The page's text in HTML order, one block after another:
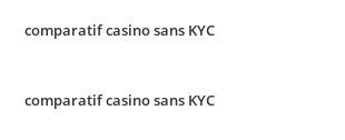
comparatif casino sans KYC
comparatif casino sans KYC